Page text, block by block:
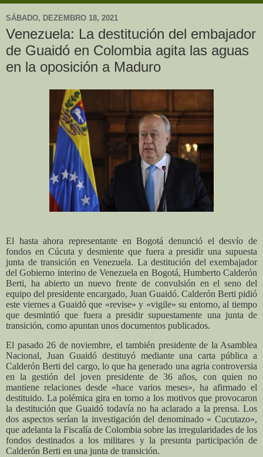
SÁBADO, DEZEMBRO 18, 2021
Venezuela: La destitución del embajador
de Guaidó en Colombia agita las aguas
en la oposición a Maduro
El hasta ahora representante en Bogotá denunció el desvío de
fondos en Cúcuta y desmiente que fuera a presidir una supuesta
junta de transición en Venezuela. La destitución del exembajador
del Gobierno interino de Venezuela en Bogotá, Humberto Calderón
Berti, ha abierto un nuevo frente de convulsión en el seno del
equipo del presidente encargado, Juan Guaidó. Calderón Berti pidió
este viernes a Guaidó que «revise» y «vigile» su entorno, al tiempo
que desmintió que fuera a presidir supuestamente una junta de
transición, como apuntan unos documentos publicados.
El pasado 26 de noviembre, el también presidente de la Asamblea
Nacional, Juan Guaidó destituyó mediante una carta pública a
Calderón Berti del cargo, lo que ha generado una agria controversia
en la gestión del joven presidente de 36 años, con quien no
mantiene relaciones desde «hace varios meses», ha afirmado el
destituido. La polémica gira en torno a los motivos que provocaron
la destitución que Guaidó todavía no ha aclarado a la prensa. Los
dos aspectos serían la investigación del denominado « Cucutazo»,
que adelanta la Fiscalía de Colombia sobre las irregularidades de los
fondos destinados a los militares y la presunta participación de
Calderón Berti en una junta de transición.